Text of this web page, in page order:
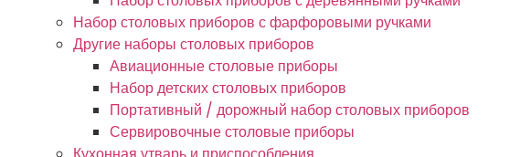
Набор столовых приборов с фарфоровыми ручками
Другие наборы столовых приборов
Авиационные столовые приборы
Набор детских столовых приборов
Портативный / дорожный набор столовых приборов
Сервировочные столовые приборы